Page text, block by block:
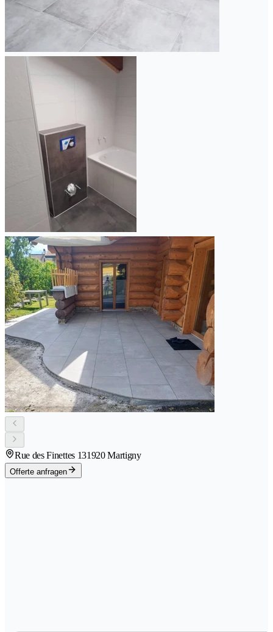
Rue des Finettes 131920 Martigny
Offerte anfragen